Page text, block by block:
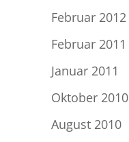
Februar 2012
Februar 2011
Januar 2011
Oktober 2010
August 2010